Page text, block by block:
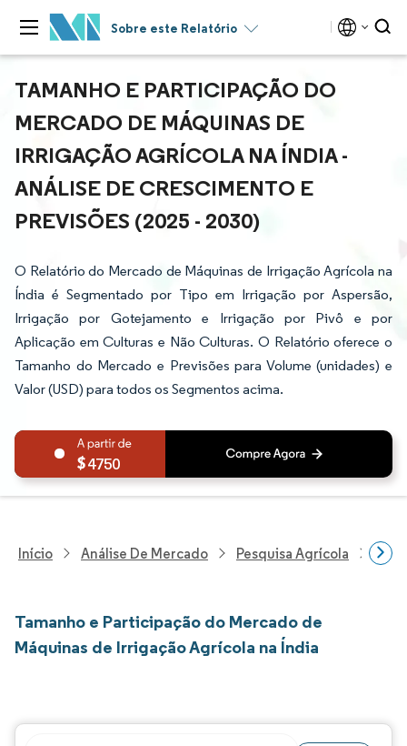
Sobre este Relatório
TAMANHO E PARTICIPAÇÃO DO
MERCADO DE MÁQUINAS DE
IRRIGAÇÃO AGRÍCOLA NA ÍNDIA -
ANÁLISE DE CRESCIMENTO E
PREVISÕES (2025 - 2030)
O Relatório do Mercado de Máquinas de Irrigação Agrícola na
Índia é Segmentado por Tipo em Irrigação por Aspersão,
Irrigação por Gotejamento e Irrigação por Pivô e por
Aplicação em Culturas e Não Culturas. O Relatório oferece o
Tamanho do Mercado e Previsões para Volume (unidades) e
Valor (USD) para todos os Segmentos acima.
4750
Início Análise De Mercado Pesquisa Agrícola
Tamanho e Participação do Mercado de
Máquinas de Irrigação Agrícola na Índia